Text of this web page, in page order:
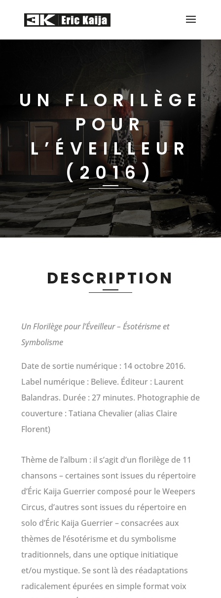
UN FLORILÈGE
POUR
L’ÉVEILLEUR
(2016)
DESCRIPTION
Un Florilège pour l’Éveilleur – Ésotérisme et
Symbolisme
Date de sortie numérique : 14 octobre 2016.
Label numérique : Believe. Éditeur : Laurent
Balandras. Durée : 27 minutes. Photographie de
couverture : Tatiana Chevalier (alias Claire
Florent)
Thème de l’album : il s’agit d’un florilège de 11
chansons – certaines sont issues du répertoire
d’Éric Kaija Guerrier composé pour le Weepers
Circus, d’autres sont issues du répertoire en
solo d’Éric Kaija Guerrier – consacrées aux
thèmes de l’ésotérisme et du symbolisme
traditionnels, dans une optique initiatique
et/ou mystique. Se sont là des réadaptations
radicalement épurées en simple format voix